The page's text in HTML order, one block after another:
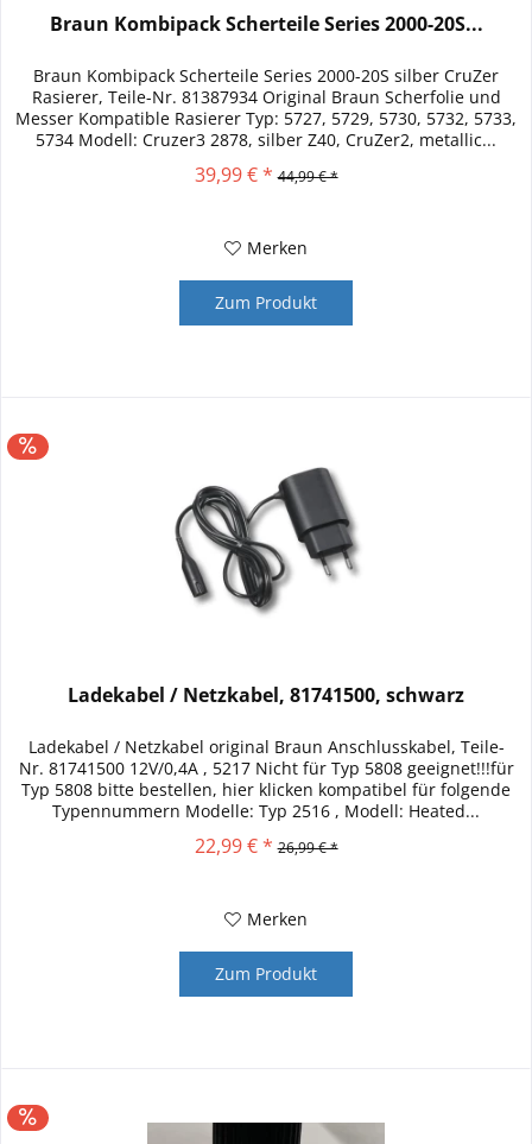
Braun Kombipack Scherteile Series 2000-20S...
Braun Kombipack Scherteile Series 2000-20S silber CruZer
Rasierer, Teile-Nr. 81387934 Original Braun Scherfolie und
Messer Kompatible Rasierer Typ: 5727, 5729, 5730, 5732, 5733,
5734 Modell: Cruzer3 2878, silber Z40, CruZer2, metallic...
39,99 € * 44,99 € *
Merken
Zum Produkt
Ladekabel / Netzkabel, 81741500, schwarz
Ladekabel / Netzkabel original Braun Anschlusskabel, Teile-
Nr. 81741500 12V/0,4A , 5217 Nicht für Typ 5808 geeignet!!!für
Typ 5808 bitte bestellen, hier klicken kompatibel für folgende
Typennummern Modelle: Typ 2516 , Modell: Heated...
22,99 € * 26,99 € *
Merken
Zum Produkt